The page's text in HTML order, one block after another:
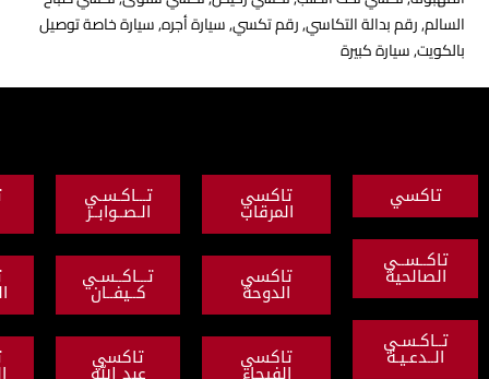
التكاسي,رقم تكسي,سيارة أجره,سيارة خاصة توصيل
كبيرة
المرقاب
تاكسي
الدوحة
تاكسي
تـــاكـسـي
الـصــوابــر
تـــاكــسـي
تاكسي
النزهة
تاكسي
القادسية
تـاكــــي